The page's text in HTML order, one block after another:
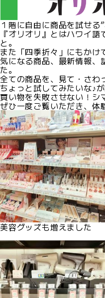
１階に自由に商品を試せ
『オリオリ』とはハワイ
と。
また「四季折々」にもかけ
気になる商品、最新情報、
た。
全ての商品を、見て・さ
ちょっと試してみたいな♪が
買い物を失敗させない！
ぜひ一度ご覧いただき、体
美容グッズも増えました